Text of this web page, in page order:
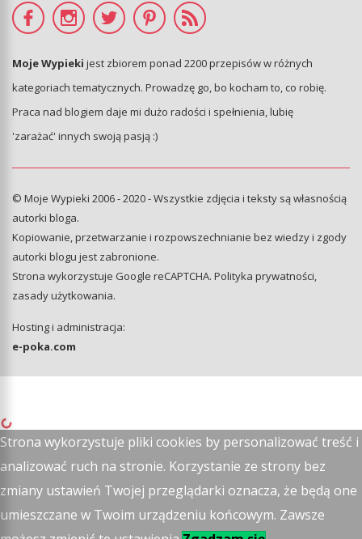
Moje Wypieki jest zbiorem ponad 2200 przepisów w różnych
kategoriach tematycznych. Prowadzę go, bo kocham to, co robię.
Praca nad blogiem daje mi dużo radości i spełnienia, lubię
'zarażać' innych swoją pasją :)
© Moje Wypieki 2006 - 2020 - Wszystkie zdjęcia i teksty są własnością
autorki bloga.
Kopiowanie, przetwarzanie i rozpowszechnianie bez wiedzy i zgody
autorki blogu jest zabronione.
Strona wykorzystuje Google reCAPTCHA. Polityka prywatności,
zasady użytkowania.
Hosting i administracja:
e-poka.com
Strona wykorzystuje pliki cookies by personalizować treść i
analizować ruch na stronie. Korzystanie ze strony bez
zmiany ustawień Twojej przeglądarki oznacza, że będą one
umieszczane w Twoim urządzeniu końcowym. Zawsze